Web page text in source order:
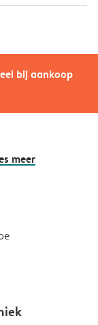
bij aankoop
meer